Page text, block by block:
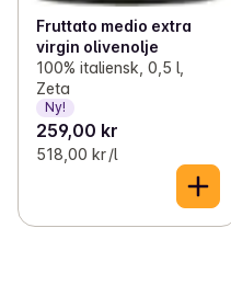
Fruttato medio extra
virgin olivenolje
100% italiensk, 0,5 l,
Zeta
Ny!
259,00 kr
518,00 kr /l